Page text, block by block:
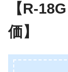
【R-
価】